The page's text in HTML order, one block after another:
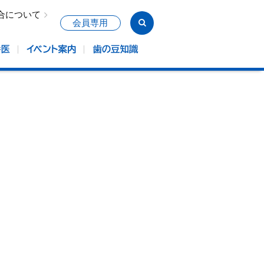
について
会員専用